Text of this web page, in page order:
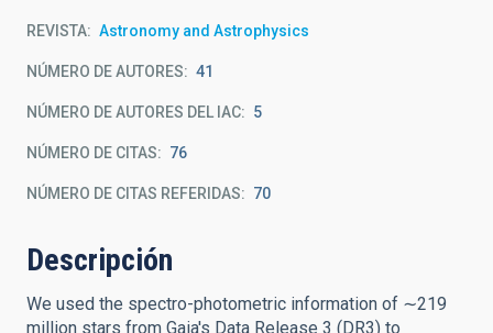
REVISTA Astronomy and Astrophysics
NÚMERO DE AUTORES 41
NÚMERO DE AUTORES DEL IAC 5
NÚMERO DE CITAS 76
NÚMERO DE CITAS REFERIDAS 70
Descripción
We used the spectro-photometric information of ∼219
million stars from Gaia's Data Release 3 (DR3) to